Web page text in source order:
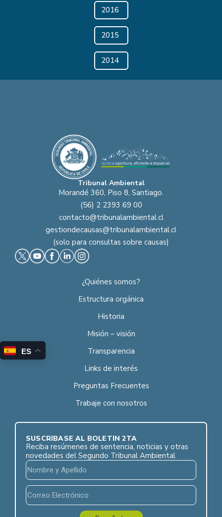
2016
2015
2014
Tribunal Ambiental
Morandé 360, Piso 8, Santiago.
(56) 2 2393 69 00
contacto@tribunalambiental.cl
gestiondecausas@tribunalambiental.cl
(solo para consultas sobre causas)
¿Quiénes somos?
Estructura orgánica
Historia
Misión – visión
Transparencia
Links de interés
Preguntas Frecuentes
Trabaje con nosotros
SUSCRÍBASE AL BOLETÍN 2TA
Reciba resúmenes de sentencia, noticias y otras
novedades del Segundo Tribunal Ambiental
ES